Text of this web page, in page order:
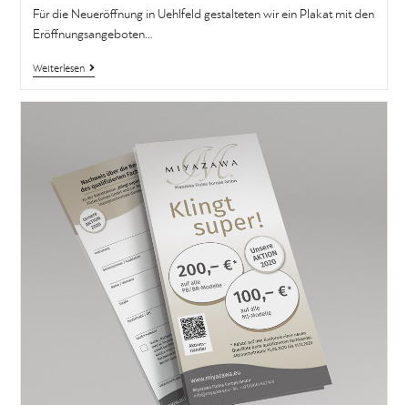
Für die Neueröffnung in Uehlfeld gestalteten wir ein Plakat mit den
Eröffnungsangeboten…
Weiterlesen